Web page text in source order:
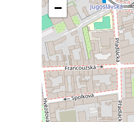
−